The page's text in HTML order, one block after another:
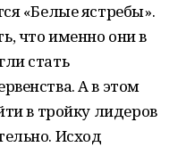
«Белые ястребы».
что именно они в
стать
А в этом
в тройку лидеров
Исход